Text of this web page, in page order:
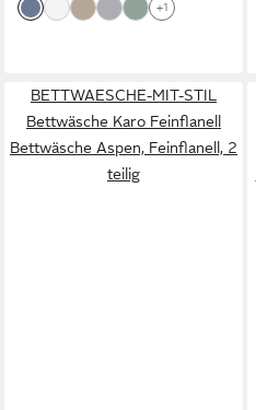
+1
BETTWAESCHE-MIT-STIL
Bettwäsche Karo Feinflanell
Bettwäsche Aspen, Feinflanell, 2
teilig